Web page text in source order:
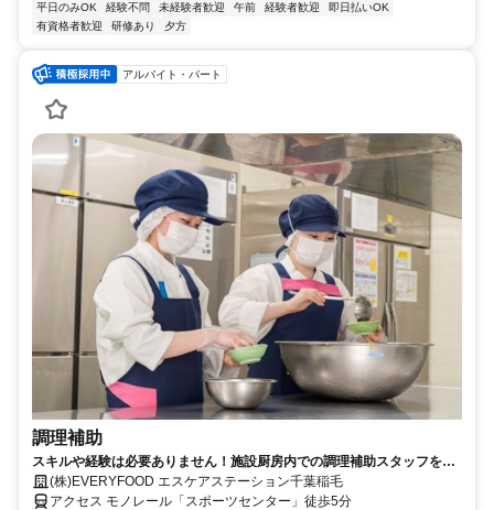
平日のみOK
経験不問 未経験者歓迎 午前 経験者歓迎
即日払いOK
有資格者歓迎
研修あり 夕方
アルバイト・パート
調理補助
スキルや経験は必要ありません！施設厨房内での調理補助スタッフを大
募集！
(株)EVERYFOOD エスケアステーション千葉稲毛
アクセス モノレール「スポーツセンター」徒歩5分